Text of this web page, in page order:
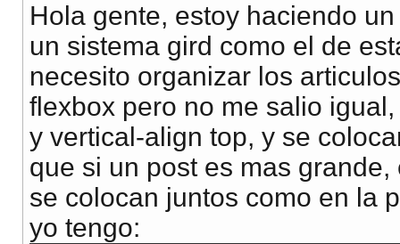
Hola gente, estoy haciendo
un sistema gird como el de
necesito organizar los
flexbox pero no me salio
y vertical-align top, y se
que si un post es mas
se colocan juntos como en la
yo tengo: